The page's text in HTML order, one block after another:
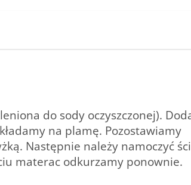
do sody oczyszczonej).
na plamę. Pozostawiamy
Następnie należy namoczyć
materac odkurzamy ponownie.